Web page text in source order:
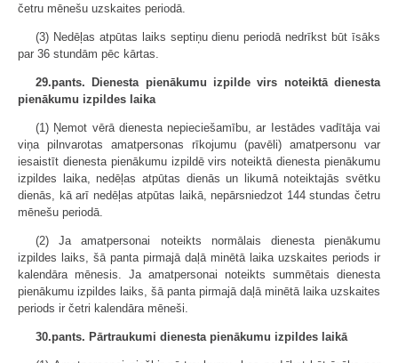
četru mēnešu uzskaites periodā.
(3) Nedēļas atpūtas laiks septiņu dienu periodā nedrīkst būt īsāks
par 36 stundām pēc kārtas.
29.pants. Dienesta pienākumu izpilde virs noteiktā dienesta
pienākumu izpildes laika
(1) Ņemot vērā dienesta nepieciešamību, ar Iestādes vadītāja vai
viņa pilnvarotas amatpersonas rīkojumu (pavēli) amatpersonu var
iesaistīt dienesta pienākumu izpildē virs noteiktā dienesta pienākumu
izpildes laika, nedēļas atpūtas dienās un likumā noteiktajās svētku
dienās, kā arī nedēļas atpūtas laikā, nepārsniedzot 144 stundas četru
mēnešu periodā.
(2) Ja amatpersonai noteikts normālais dienesta pienākumu
izpildes laiks, šā panta pirmajā daļā minētā laika uzskaites periods ir
kalendāra mēnesis. Ja amatpersonai noteikts summētais dienesta
pienākumu izpildes laiks, šā panta pirmajā daļā minētā laika uzskaites
periods ir četri kalendāra mēneši.
30.pants. Pārtraukumi dienesta pienākumu izpildes laikā